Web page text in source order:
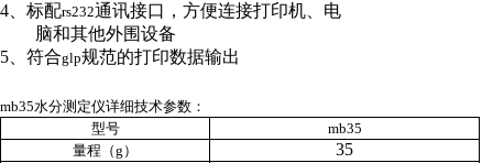
4 、标配rs232通讯接口，方便连接打印机、电
脑和其他外围设备
5 、符合glp规范的打印数据输出
mb35水分测定仪详细技术参数：
型号
mb35
量程（g ）
35